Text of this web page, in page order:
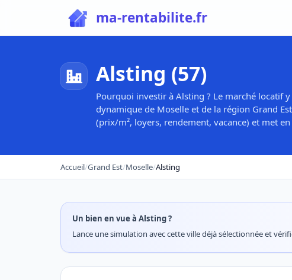
ma-rentabilite.fr
Alsting (57)
Pourquoi investir à Alsting ? Le marché locatif
dynamique de Moselle et de la région Grand
(prix/m², loyers, rendement, vacance) et met
Accueil/Grand Est/Moselle/Alsting
Un bien en vue à Alsting ?
Lance une simulation avec cette ville déjà sélectionnée et